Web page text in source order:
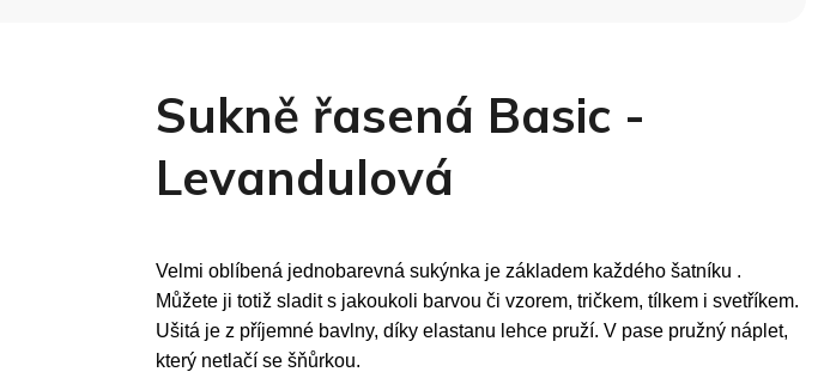
Sukně řasená Basic -
Levandulová
Velmi oblíbená jednobarevná sukýnka je základem každého šatníku .
Můžete ji totiž sladit s jakoukoli barvou či vzorem, tričkem, tílkem i svetříkem.
Ušitá je z příjemné bavlny, díky elastanu lehce pruží. V pase pružný náplet,
který netlačí se šňůrkou.